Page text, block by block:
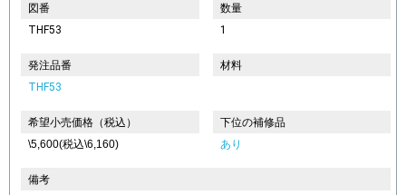
図番
THF53
数量
1
発注品番
THF53
材料
希望小売価格（税込）
\5,600(税込\6,160)
下位の補修品
あり
備考